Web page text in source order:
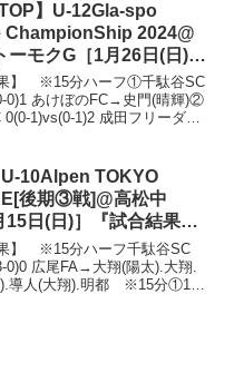
手の...
TOP】U-12Gla-spo
ChampionShip 2024@
ーモクG［1月26日(日)］
果』『マッチレポート』
画』
果】 ※15分ハーフ①千駄谷SC
0)1 あけぼのFC→史門(晴輝)②
0(0-1)vs(0-1)2 成田フリーダム
U-10Alpen TOKYO
後期③戦]@高松中
15日(日)］『試合結果』
レポート』『試合動画』
果】 ※15分ハーフ千駄谷SC
0)0 広尾FA→大翔(陽太).大翔.
).導人(大翔).明都 ※15分①1-